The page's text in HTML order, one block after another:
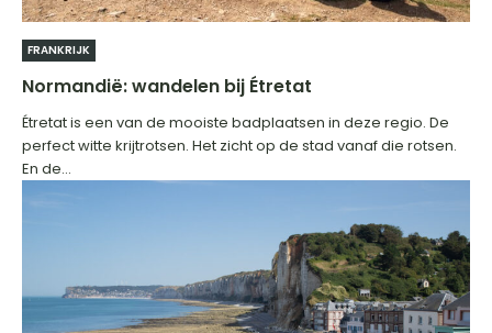
FRANKRIJK
Normandië: wandelen bij Étretat
Étretat is een van de mooiste badplaatsen in deze regio. De
perfect witte krijtrotsen. Het zicht op de stad vanaf die rotsen.
En de...